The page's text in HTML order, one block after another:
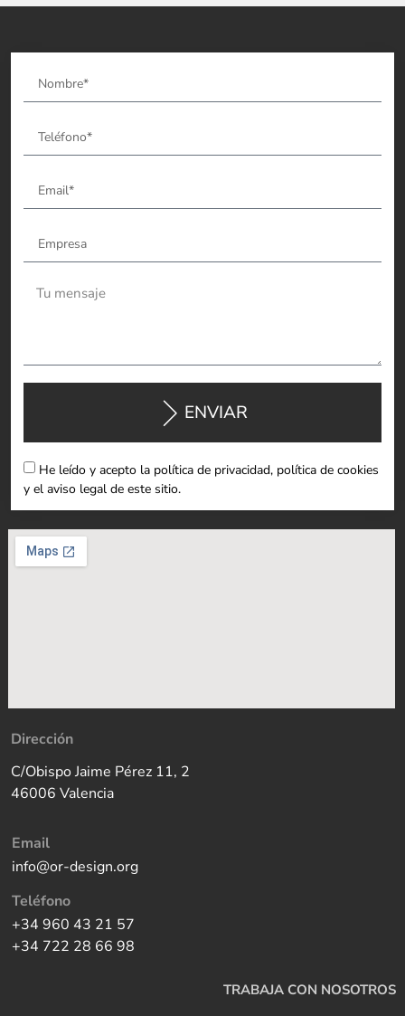
He leído y acepto la política de privacidad, política de cookies
y el aviso legal de este sitio.
ENVIAR
Dirección
C/Obispo Jaime Pérez 11, 2
46006 Valencia
Email
info@or-design.org
Teléfono
+34 960 43 21 57
+34 722 28 66 98
TRABAJA CON NOSOTROS